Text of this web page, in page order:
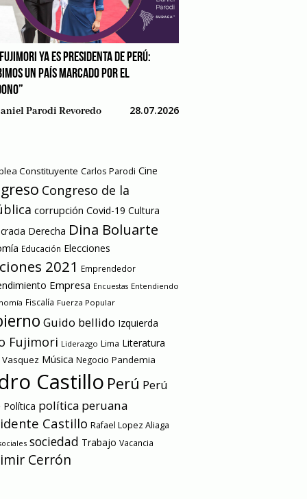
YA ES PRESIDENTA DE PERÚ:
UN PAÍS MARCADO POR EL
Parodi Revoredo 28.07.2026
Constituyente Carlos Parodi Cine
Congreso de la
corrupción Covid-19 Cultura
Derecha Dina Boluarte
Educación Elecciones
2021 Emprendedor
Empresa Encuestas Entendiendo
Fiscalía Fuerza Popular
Guido bellido Izquierda
Fujimori Liderazgo Lima Literatura
Música Negocio Pandemia
Castillo Perú Perú
Política política peruana
Castillo Rafael Lopez Aliaga
sociedad Trabajo Vacancia
Cerrón